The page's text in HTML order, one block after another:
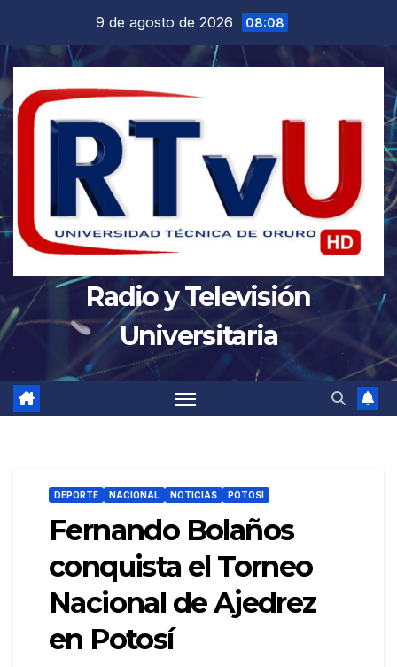
contenido
9 de agosto de 2026 08:08
Radio y Televisión
Universitaria
DEPORTE NACIONAL NOTICIAS POTOSÍ
Fernando Bolaños
conquista el Torneo
Nacional de Ajedrez
en Potosí